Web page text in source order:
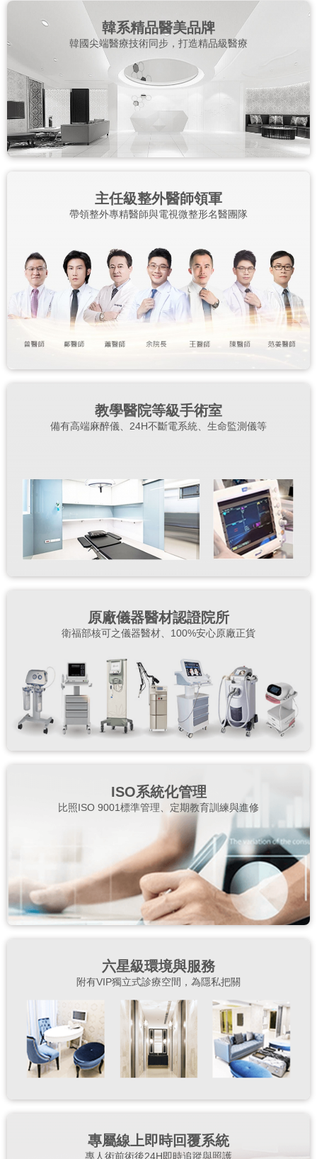
韓系精品醫美品牌
韓國尖端醫療技術同步，打造精品級醫療
主任級整外醫師領軍
帶領整外專精醫師與電視微整形名醫團隊
教學醫院等級手術室
備有高端麻醉儀、24H不斷電系統、生命監測儀等
原廠儀器醫材認證院所
衛福部核可之儀器醫材、100%安心原廠正貨
ISO系統化管理
比照ISO 9001標準管理、定期教育訓練與進修
六星級環境與服務
附有VIP獨立式診療空間，為隱私把關
專屬線上即時回覆系統
專人術前術後24H即時追蹤與照護